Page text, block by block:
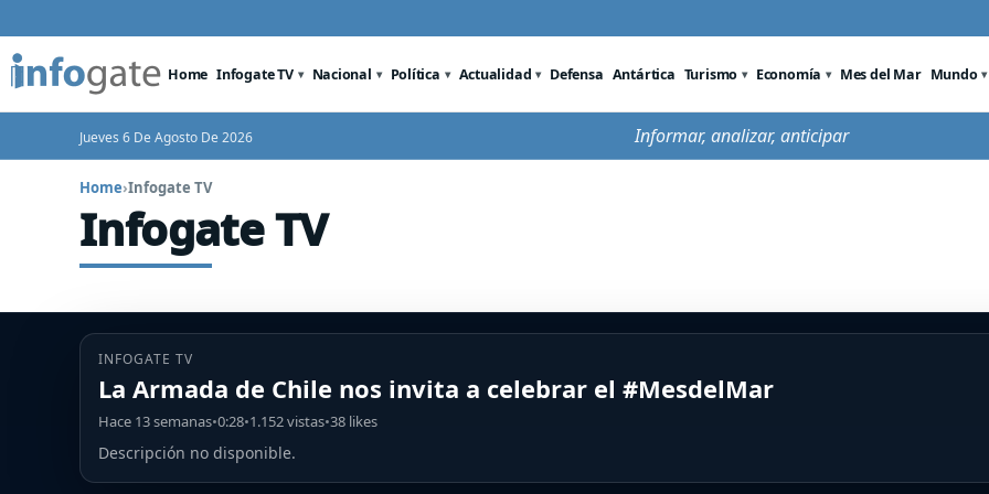
Home Infogate TV Nacional Política Actualidad Defensa Antártica Turismo Economía Mes del Mar Mundo
Jueves 6 De Agosto De 2026 Informar, analizar, anticipar
Home›Infogate TV
Infogate TV
INFOGATE TV
La Armada de Chile nos invita a celebrar el #MesdelMar
Hace 13 semanas•0:28•1.152 vistas•38 likes
Descripción no disponible.